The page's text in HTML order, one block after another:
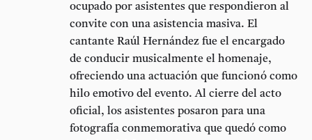
ocupado por asistentes que respondieron al
convite con una asistencia masiva. El
cantante Raúl Hernández fue el encargado
de conducir musicalmente el homenaje,
ofreciendo una actuación que funcionó como
hilo emotivo del evento. Al cierre del acto
oficial, los asistentes posaron para una
fotografía conmemorativa que quedó como